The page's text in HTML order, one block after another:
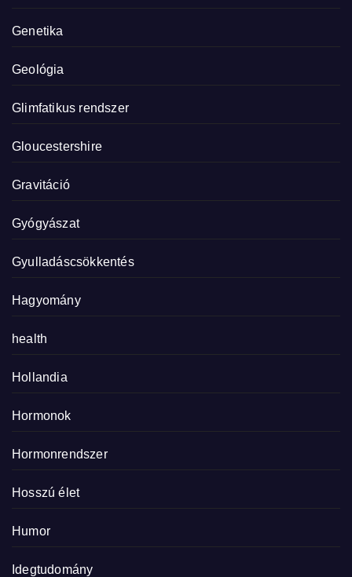
Genetika
Geológia
Glimfatikus rendszer
Gloucestershire
Gravitáció
Gyógyászat
Gyulladáscsökkentés
Hagyomány
health
Hollandia
Hormonok
Hormonrendszer
Hosszú élet
Humor
Idegtudomány